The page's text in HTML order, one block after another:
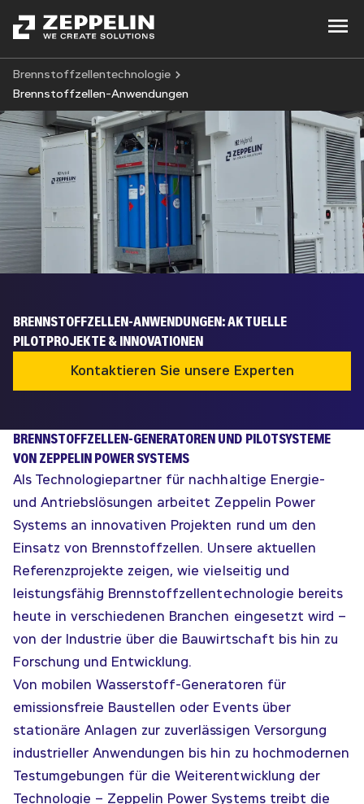
Brennstoffzellentechnologie
Brennstoffzellen-Anwendungen
BRENNSTOFFZELLEN-ANWENDUNGEN: AKTUELLE
PILOTPROJEKTE & INNOVATIONEN
Kontaktieren Sie unsere Experten
BRENNSTOFFZELLEN-GENERATOREN UND PILOTSYSTEME
VON ZEPPELIN POWER SYSTEMS
Als Technologiepartner für nachhaltige Energie-
und Antriebslösungen arbeitet Zeppelin Power
Systems an innovativen Projekten rund um den
Einsatz von Brennstoffzellen. Unsere aktuellen
Referenzprojekte zeigen, wie vielseitig und
leistungsfähig Brennstoffzellentechnologie bereits
heute in verschiedenen Branchen eingesetzt wird –
von der Industrie über die Bauwirtschaft bis hin zu
Forschung und Entwicklung.
Von mobilen Wasserstoff-Generatoren für
emissionsfreie Baustellen oder Events über
stationäre Anlagen zur zuverlässigen Versorgung
industrieller Anwendungen bis hin zu hochmodernen
Testumgebungen für die Weiterentwicklung der
Technologie – Zeppelin Power Systems treibt die